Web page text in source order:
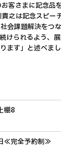
客さまに記念品
之は記念スピー
会課題解決をつ
けられるよう、
ます」と述べまし
棚8
≪完全予約制≫